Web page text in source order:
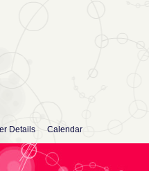
Details Calendar